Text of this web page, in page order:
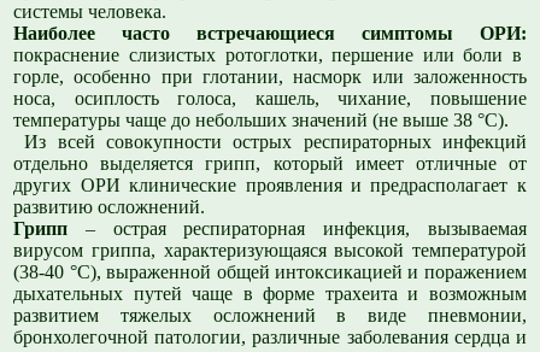
системы человека.
Наиболее часто встречающиеся симптомы ОРИ:
покраснение слизистых ротоглотки, першение или боли в
горле, особенно при глотании, насморк или заложенность
носа, осиплость голоса, кашель, чихание, повышение
температуры чаще до небольших значений (не выше 38 °С).
Из всей совокупности острых респираторных инфекций
отдельно выделяется грипп, который имеет отличные от
других ОРИ клинические проявления и предрасполагает к
развитию осложнений.
Грипп – острая респираторная инфекция, вызываемая
вирусом гриппа, характеризующаяся высокой температурой
(38-40 °С), выраженной общей интоксикацией и поражением
дыхательных путей чаще в форме трахеита и возможным
развитием тяжелых осложнений в виде пневмонии,
бронхолегочной патологии, различные заболевания сердца и